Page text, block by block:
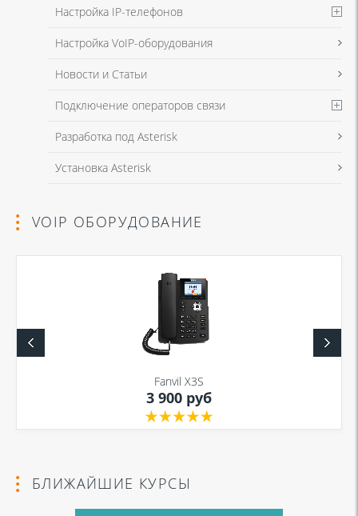
Настройка IP-телефонов
Настройка VoIP-оборудования
Новости и Статьи
Подключение операторов связи
Разработка под Asterisk
Установка Asterisk
VOIP ОБОРУДОВАНИЕ
Fanvil X3S
3 900 руб
БЛИЖАЙШИЕ КУРСЫ